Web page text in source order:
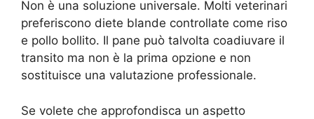
Non è una soluzione universale. Molti veterinari
preferiscono diete blande controllate come riso
e pollo bollito. Il pane può talvolta coadiuvare il
transito ma non è la prima opzione e non
sostituisce una valutazione professionale.
Se volete che approfondisca un aspetto